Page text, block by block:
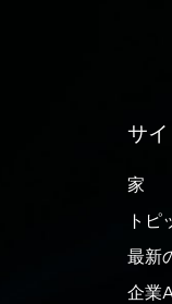
サ
家
トピ
最新
企業